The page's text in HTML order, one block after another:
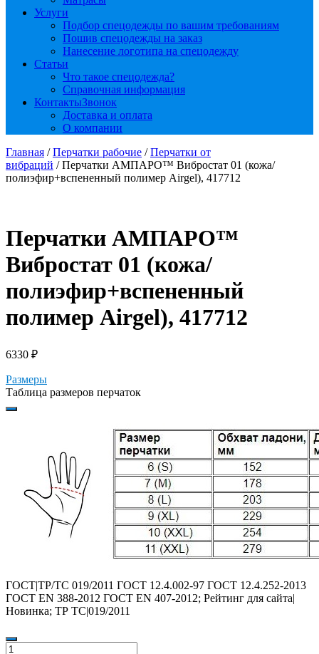
Услуги
Подбор спецодежды по вашим требованиям
Пошив спецодежды на заказ
Нанесение логотипа на спецодежду
Статьи
Что такое спецодежда?
Справочная информация
КонтактыЗвонок
Доставка и оплата
О компании
Главная /Перчатки рабочие /Перчатки от
вибраций / Перчатки АМПАРО™ Вибростат 01 (кожа/
полиэфир+вспененный полимер Airgel), 417712
Перчатки АМПАРО™
Вибростат 01 (кожа/
полиэфир+вспененный
полимер Airgel), 417712
6330 ₽
Размеры
Таблица размеров перчаток
ГОСТ|ТР/ТС 019/2011 ГОСТ 12.4.002-97 ГОСТ 12.4.252-2013
ГОСТ EN 388-2012 ГОСТ EN 407-2012; Рейтинг для сайта|
Новинка; ТР ТС|019/2011
Количество